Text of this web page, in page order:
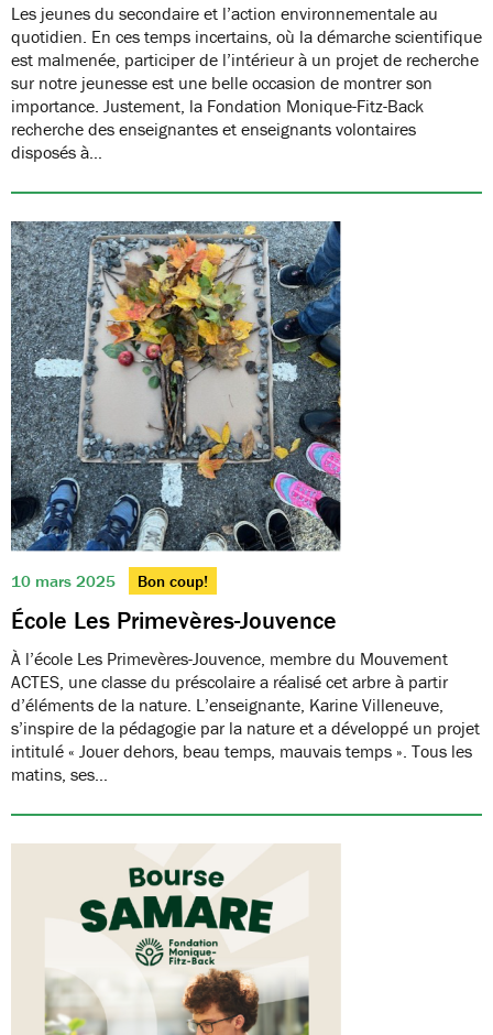
Les jeunes du secondaire et l’action environnementale au
quotidien. En ces temps incertains, où la démarche scientifique
est malmenée, participer de l’intérieur à un projet de recherche
sur notre jeunesse est une belle occasion de montrer son
importance. Justement, la Fondation Monique-Fitz-Back
recherche des enseignantes et enseignants volontaires
disposés à…
10 mars 2025 Bon coup!
École Les Primevères-Jouvence
À l’école Les Primevères-Jouvence, membre du Mouvement
ACTES, une classe du préscolaire a réalisé cet arbre à partir
d’éléments de la nature. L’enseignante, Karine Villeneuve,
s’inspire de la pédagogie par la nature et a développé un projet
intitulé « Jouer dehors, beau temps, mauvais temps ». Tous les
matins, ses…